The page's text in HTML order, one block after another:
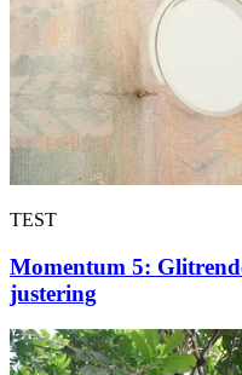
TEST
Momentum 5:
justering